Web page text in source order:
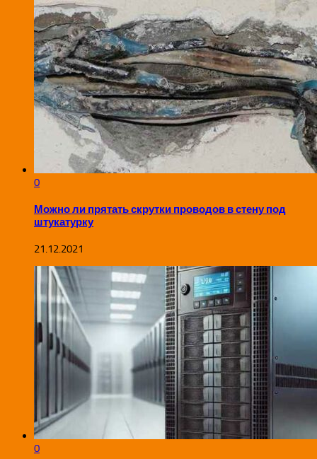
0
Можно ли прятать скрутки проводов в стену под
штукатурку
21.12.2021
0